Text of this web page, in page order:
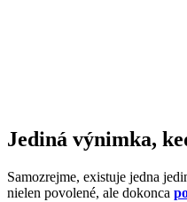
Jediná výnimka,
Samozrejme, existuje jedna
nielen povolené, ale dokonca